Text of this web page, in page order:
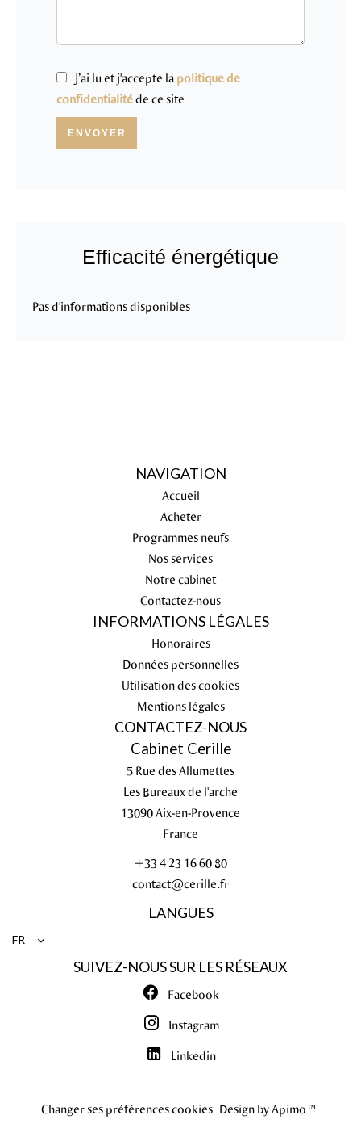
J’ai lu et j'accepte la politique de
confidentialitéde ce site
ENVOYER
Efficacité énergétique
Pas d'informations disponibles
NAVIGATION
Accueil
Acheter
Programmes neufs
Nos services
Notre cabinet
Contactez-nous
INFORMATIONS LÉGALES
Honoraires
Données personnelles
Utilisation des cookies
Mentions légales
CONTACTEZ-NOUS
Cabinet Cerille
5 Rue des Allumettes
Les Bureaux de l'arche
13090Aix-en-Provence
France
+33 4 23 16 60 80
contact@cerille.fr
LANGUES
FR
SUIVEZ-NOUS SUR LES RÉSEAUX
Facebook
Instagram
Linkedin
Changer ses préférences cookies Design byApimo™